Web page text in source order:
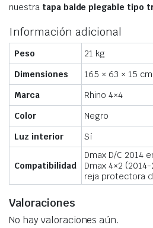
nuestra tapa balde plegable tipo
Información adicional
Peso
21 kg
Dimensiones
165 × 63 × 15 cm
Marca
Rhino 4×4
Color
Negro
Luz interior
Sí
Compatibilidad
Dmax D/C 2014
Dmax 4×2
reja protectora
Valoraciones
No hay valoraciones aún.